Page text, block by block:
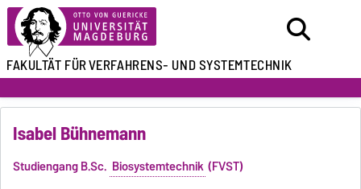
FAKULTÄT FÜRVERFAHRENS- UND SYSTEMTECHNIK
Isabel Bühnemann
Studiengang B.Sc. Biosystemtechnik (FVST)